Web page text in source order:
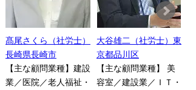
髙尾さくら（社労士）
長崎県長崎市
【主な顧問業種】建設
業／医院／老人福祉・
大谷雄二（社労士）東
京都品川区
【主な顧問業種】 美
容室／建設業／ＩＴ・